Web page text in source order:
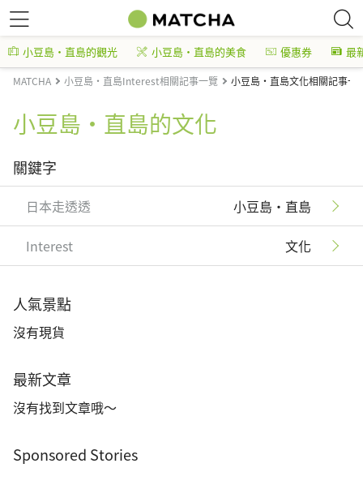
小豆島・直島的觀光 小豆島・直島的美食 優惠券 最
MATCHA 小豆島・直島Interest相關記事一覽 小豆島・直島文化相關記事一
小豆島・直島的文化
關鍵字
日本走透透 小豆島・直島
Interest 文化
人氣景點
沒有現貨
最新文章
沒有找到文章哦～
Sponsored Stories